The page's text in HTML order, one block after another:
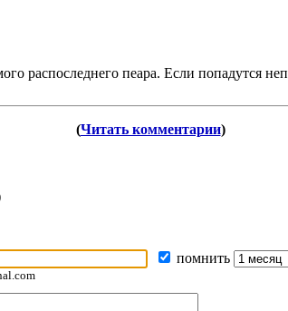
распоследнего пеара. Если попадутся
(Читать комментарии)
помнить